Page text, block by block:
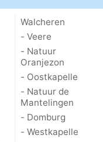
Walcheren
- Veere
- Natuur
Oranjezon
- Oostkapelle
- Natuur de
Mantelingen
- Domburg
- Westkapelle